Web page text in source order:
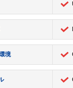
境